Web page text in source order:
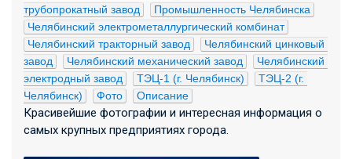
трубопрокатный завод
Промышленность Челябинска
Челябинский электрометаллургический комбинат
Челябинский тракторный завод
Челябинский цинковый
завод
Челябинский механический завод
Челябинский
электродный завод
ТЭЦ-1 (г. Челябинск)
ТЭЦ-2 (г.
Челябинск)
Фото Описание
Красивейшие фотографии и интересная информация о
самых крупных предприятиях города.